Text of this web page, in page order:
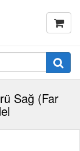
Sağ (Far